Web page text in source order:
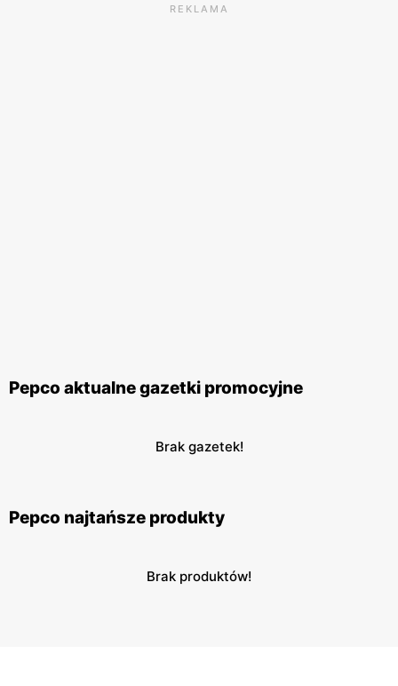
REKLAMA
Pepco aktualne gazetki promocyjne
Brak gazetek!
Pepco najtańsze produkty
Brak produktów!